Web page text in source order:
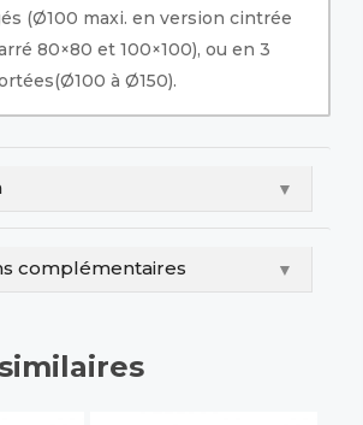
(Ø100 maxi. en version cintrée
80×80 et 100×100), ou en 3
à Ø150).
▼
complémentaires ▼